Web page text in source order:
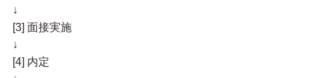
↓
[3] 面接実施
↓
[4] 内定